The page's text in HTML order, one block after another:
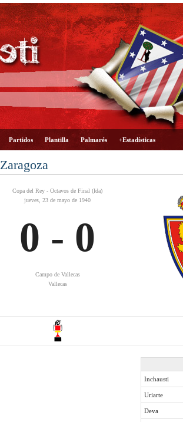
Partidos Plantilla Palmarés +Estadísticas
Copa del Rey - Octavos de Final (Ida)
jueves, 23 de mayo de 1940
0 - 0
Campo de Vallecas
Vallecas
Inchausti
Uriarte
Deva